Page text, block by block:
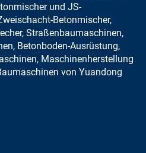
und JS-
Betonmischer,
Straßenbaumaschinen,
Betonboden-Ausrüstung,
Maschinenherstellung
von Yuandong